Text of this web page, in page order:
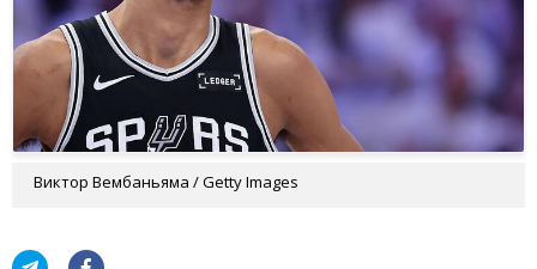
Виктор Вембаньяма / Getty Images